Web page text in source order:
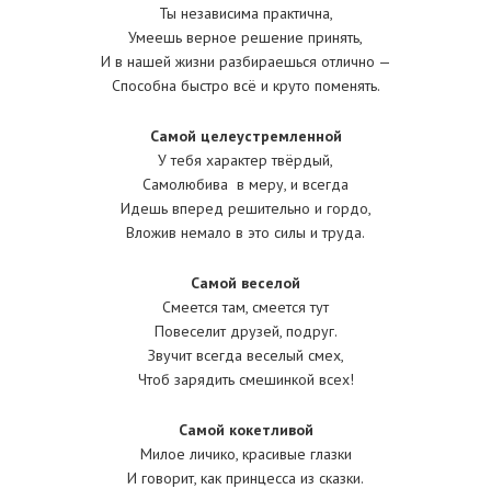
Ты независима практична,
Умеешь верное решение принять,
И в нашей жизни разбираешься отлично —
Способна быстро всё и круто поменять.
Самой целеустремленной
У тебя характер твёрдый,
Самолюбива в меру, и всегда
Идешь вперед решительно и гордо,
Вложив немало в это силы и труда.
Самой веселой
Смеется там, смеется тут
Повеселит друзей, подруг.
Звучит всегда веселый смех,
Чтоб зарядить смешинкой всех!
Самой кокетливой
Милое личико, красивые глазки
И говорит, как принцесса из сказки.